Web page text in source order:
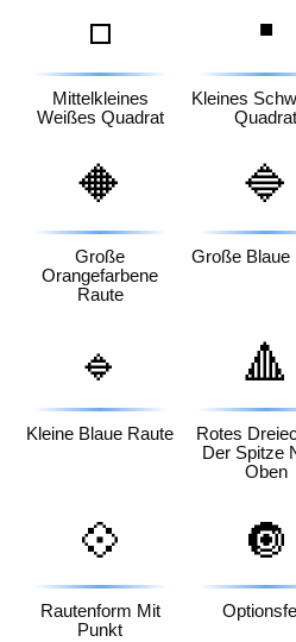
◽
Mittelkleines
Weißes Quadrat
▪️
Kleines
Quadrat
🔶
Große
Orangefarbene
Raute
🔷
Große Blaue
🔹
Kleine Blaue Raute
🔺
Rotes
Der Spitze
Oben
💠
Rautenform Mit
Punkt
🔘